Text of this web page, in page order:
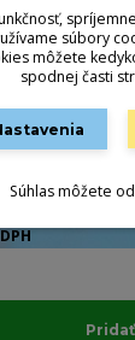
Krabička 23
uzatvorenej
je skladom
súbory
môžete
spodnej časti
Súhlas môžete